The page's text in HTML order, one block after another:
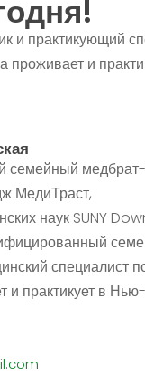
и практикующий
проживает и
медбрат-
МедиТраст,
наук SUNY
специалист
и практикует в